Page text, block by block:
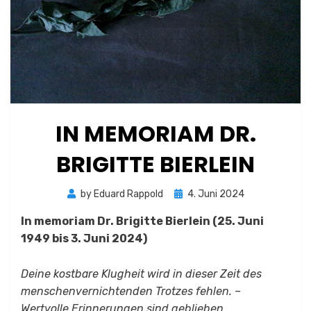
IN MEMORIAM DR.
BRIGITTE BIERLEIN
by Eduard Rappold
Posted
4. Juni 2024
In memoriam Dr. Brigitte Bierlein (25. Juni
1949 bis 3. Juni 2024)
Deine kostbare Klugheit wird in dieser Zeit des
menschenvernichtenden Trotzes fehlen. –
Wertvolle Erinnerungen sind geblieben.